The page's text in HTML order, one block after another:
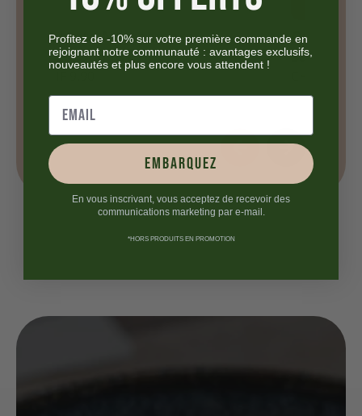
Primitivo di Manduria –
Juvenis DOP
Profitez de -10% sur votre première commande en
rejoignant notre communauté : avantages exclusifs,
nouveautés et plus encore vous attendent !
embarquez
En vous inscrivant, vous acceptez de recevoir des
communications marketing par e-mail.
*HORS PRODUITS EN PROMOTION